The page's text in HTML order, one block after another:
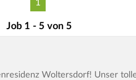
1
Job 1 - 5 von 5
Woltersdorf! Unser